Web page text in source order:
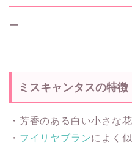
ー
ミスキャンタスの特徴
・芳香のある白い小さな
・ フイリヤブランによく